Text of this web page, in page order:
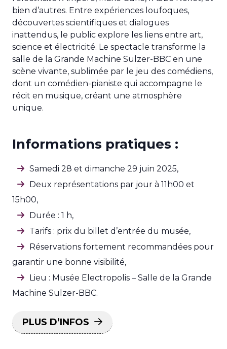
bien d’autres. Entre expériences loufoques,
découvertes scientifiques et dialogues
inattendus, le public explore les liens entre art,
science et électricité. Le spectacle transforme la
salle de la Grande Machine Sulzer-BBC en une
scène vivante, sublimée par le jeu des comédiens,
dont un comédien-pianiste qui accompagne le
récit en musique, créant une atmosphère
unique.
Informations pratiques :
Samedi 28 et dimanche 29 juin 2025,
Deux représentations par jour à 11h00 et
15h00,
Durée : 1 h,
Tarifs : prix du billet d’entrée du musée,
Réservations fortement recommandées pour
garantir une bonne visibilité,
Lieu : Musée Electropolis – Salle de la Grande
Machine Sulzer-BBC.
PLUS D’INFOS